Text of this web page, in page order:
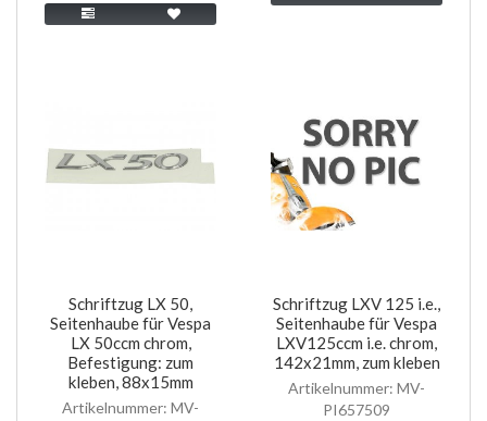
Schriftzug LX 50,
Seitenhaube für Vespa
LX 50ccm chrom,
Befestigung: zum
kleben, 88x15mm
Artikelnummer: MV-
Schriftzug LXV 125 i.e.,
Seitenhaube für Vespa
LXV125ccm i.e. chrom,
142x21mm, zum kleben
Artikelnummer: MV-
PI657509